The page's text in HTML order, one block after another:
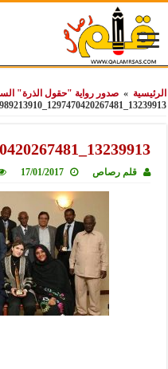
» صدور رواية "حقول الذرة" السورية
رصاص 17/01/2017 155 زيارة